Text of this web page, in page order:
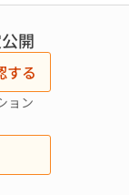
開
する
ョン